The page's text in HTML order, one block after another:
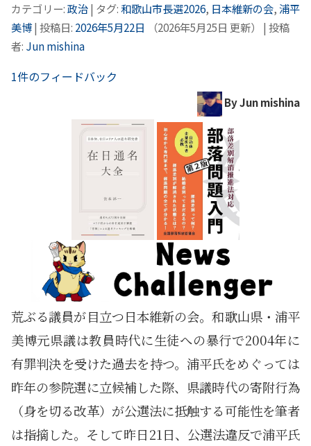
カテゴリー:政治| タグ:和歌山市長選2026, 日本維新の会,浦平
美博| 投稿日: 2026年5月22日 （2026年5月25日 更新） | 投稿
者: Jun mishina
1件のフィードバック
By Jun mishina
荒ぶる議員が目立つ日本維新の会。和歌山県・浦平
美博元県議は教員時代に生徒への暴行で2004年に
有罪判決を受けた過去を持つ。浦平氏をめぐっては
昨年の参院選に立候補した際、県議時代の寄附行為
（身を切る改革）が公選法に抵触する可能性を筆者
は指摘した。そして昨日21日、公選法違反で浦平氏